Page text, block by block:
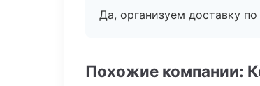
Да, организуем доставку
Похожие компании: